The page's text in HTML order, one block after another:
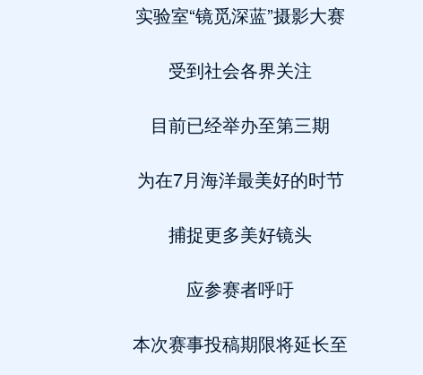
实验室“镜觅深蓝”摄影大赛
受到社会各界关注
目前已经举办至第三期
为在7月海洋最美好的时节
捕捉更多美好镜头
应参赛者呼吁
本次赛事投稿期限将延长至